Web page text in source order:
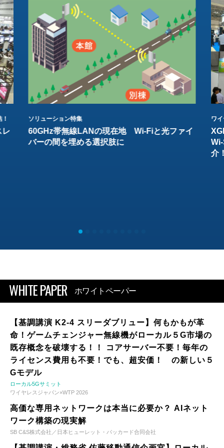
レ
ソリューション特集
60GHz帯無線LANの現在地 Wi-Fiと光ファイ
バーの間を埋める選択肢に
ワ
介
WHITE PAPER ホワイトペーパー
【基調講演 K2-4 スリーダブリュー】何もかもが革
命！ゲームチェンジャー無線機がローカル５G市場の
既存概念を破壊する！！ コアサーバー不要！毎年の
ライセンス費用も不要！でも、超安価！ の新しい５
Gモデル
ローカル5Gサミット
ワイヤレスジャパン×WTP 2026
高価な専用ネットワークは本当に必要か？ AIネット
ワーク構築の現実解
SB C&S株式会社／日本ヒューレット・パッカード合同会社